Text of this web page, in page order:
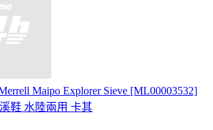
Maipo Explorer Sieve [ML00003532]
鞋 水陸兩用 卡其